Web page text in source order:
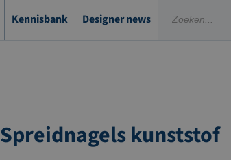
Kennisbank Designer news
Spreidnagels kunststof